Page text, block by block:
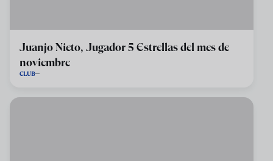
Juanjo Nieto, Jugador 5 Estrellas del mes de
noviembre
CLUB